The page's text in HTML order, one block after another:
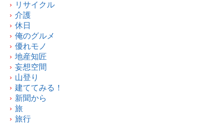
リサイクル
介護
休日
俺のグルメ
優れモノ
地産知匠
妄想空間
山登り
建ててみる！
新聞から
旅
旅行